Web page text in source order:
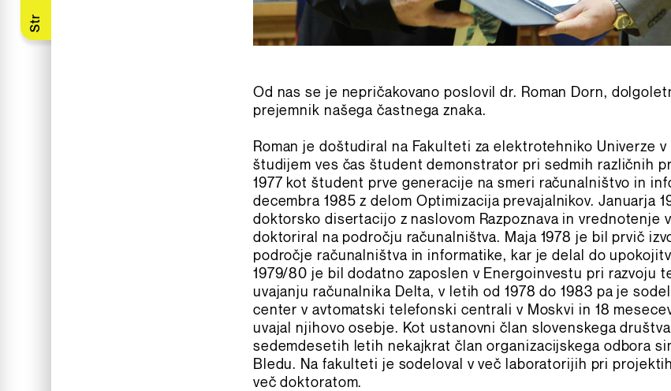
Str
Od nas se je nepričakovano poslovil dr. Roman Dorn,
prejemnik našega častnega znaka.
Roman je doštudiral na Fakulteti za elektrotehniko Univerze
študijem ves čas študent demonstrator pri sedmih različnih
1977 kot študent prve generacije na smeri računalništvo in
decembra 1985 z delom Optimizacija prevajalnikov. Januarja
doktorsko disertacijo z naslovom Razpoznava in vrednotenje
doktoriral na področju računalništva. Maja 1978 je bil prvič
področje računalništva in informatike, kar je delal do
1979/80 je bil dodatno zaposlen v Energoinvestu pri razvoju
uvajanju računalnika Delta, v letih od 1978 do 1983 pa je
center v avtomatski telefonski centrali v Moskvi in 18
uvajal njihovo osebje. Kot ustanovni član slovenskega
sedemdesetih letih nekajkrat član organizacijskega odbora
Bledu. Na fakulteti je sodeloval v več laboratorijih pri
več doktoratom.